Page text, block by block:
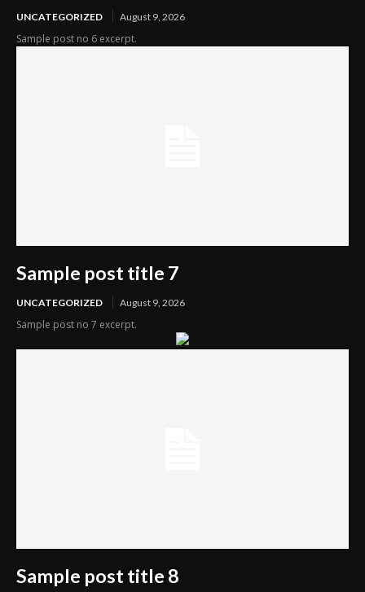
UNCATEGORIZED August 9, 2026
Sample post no 6 excerpt.
Sample post title 7
UNCATEGORIZED August 9, 2026
Sample post no 7 excerpt.
Sample post title 8